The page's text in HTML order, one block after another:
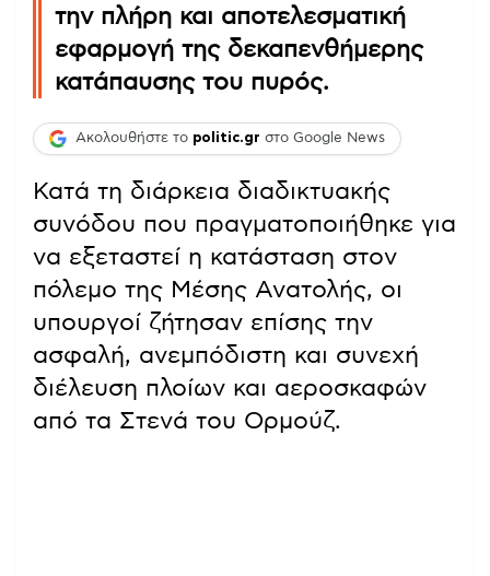
την πλήρη και αποτελεσματική
εφαρμογή της δεκαπενθήμερης
κατάπαυσης του πυρός.
Ακολουθήστε το politic.gr στο Google News
Κατά τη διάρκεια διαδικτυακής
συνόδου που πραγματοποιήθηκε για
να εξεταστεί η κατάσταση στον
πόλεμο της Μέσης Ανατολής, οι
υπουργοί ζήτησαν επίσης την
ασφαλή, ανεμπόδιστη και συνεχή
διέλευση πλοίων και αεροσκαφών
από τα Στενά του Ορμούζ.